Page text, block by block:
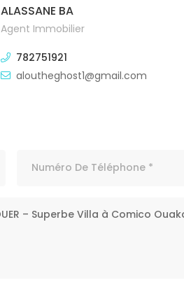
ALASSANE BA
Agent Immobilier
782751921
aloutheghost1@gmail.com